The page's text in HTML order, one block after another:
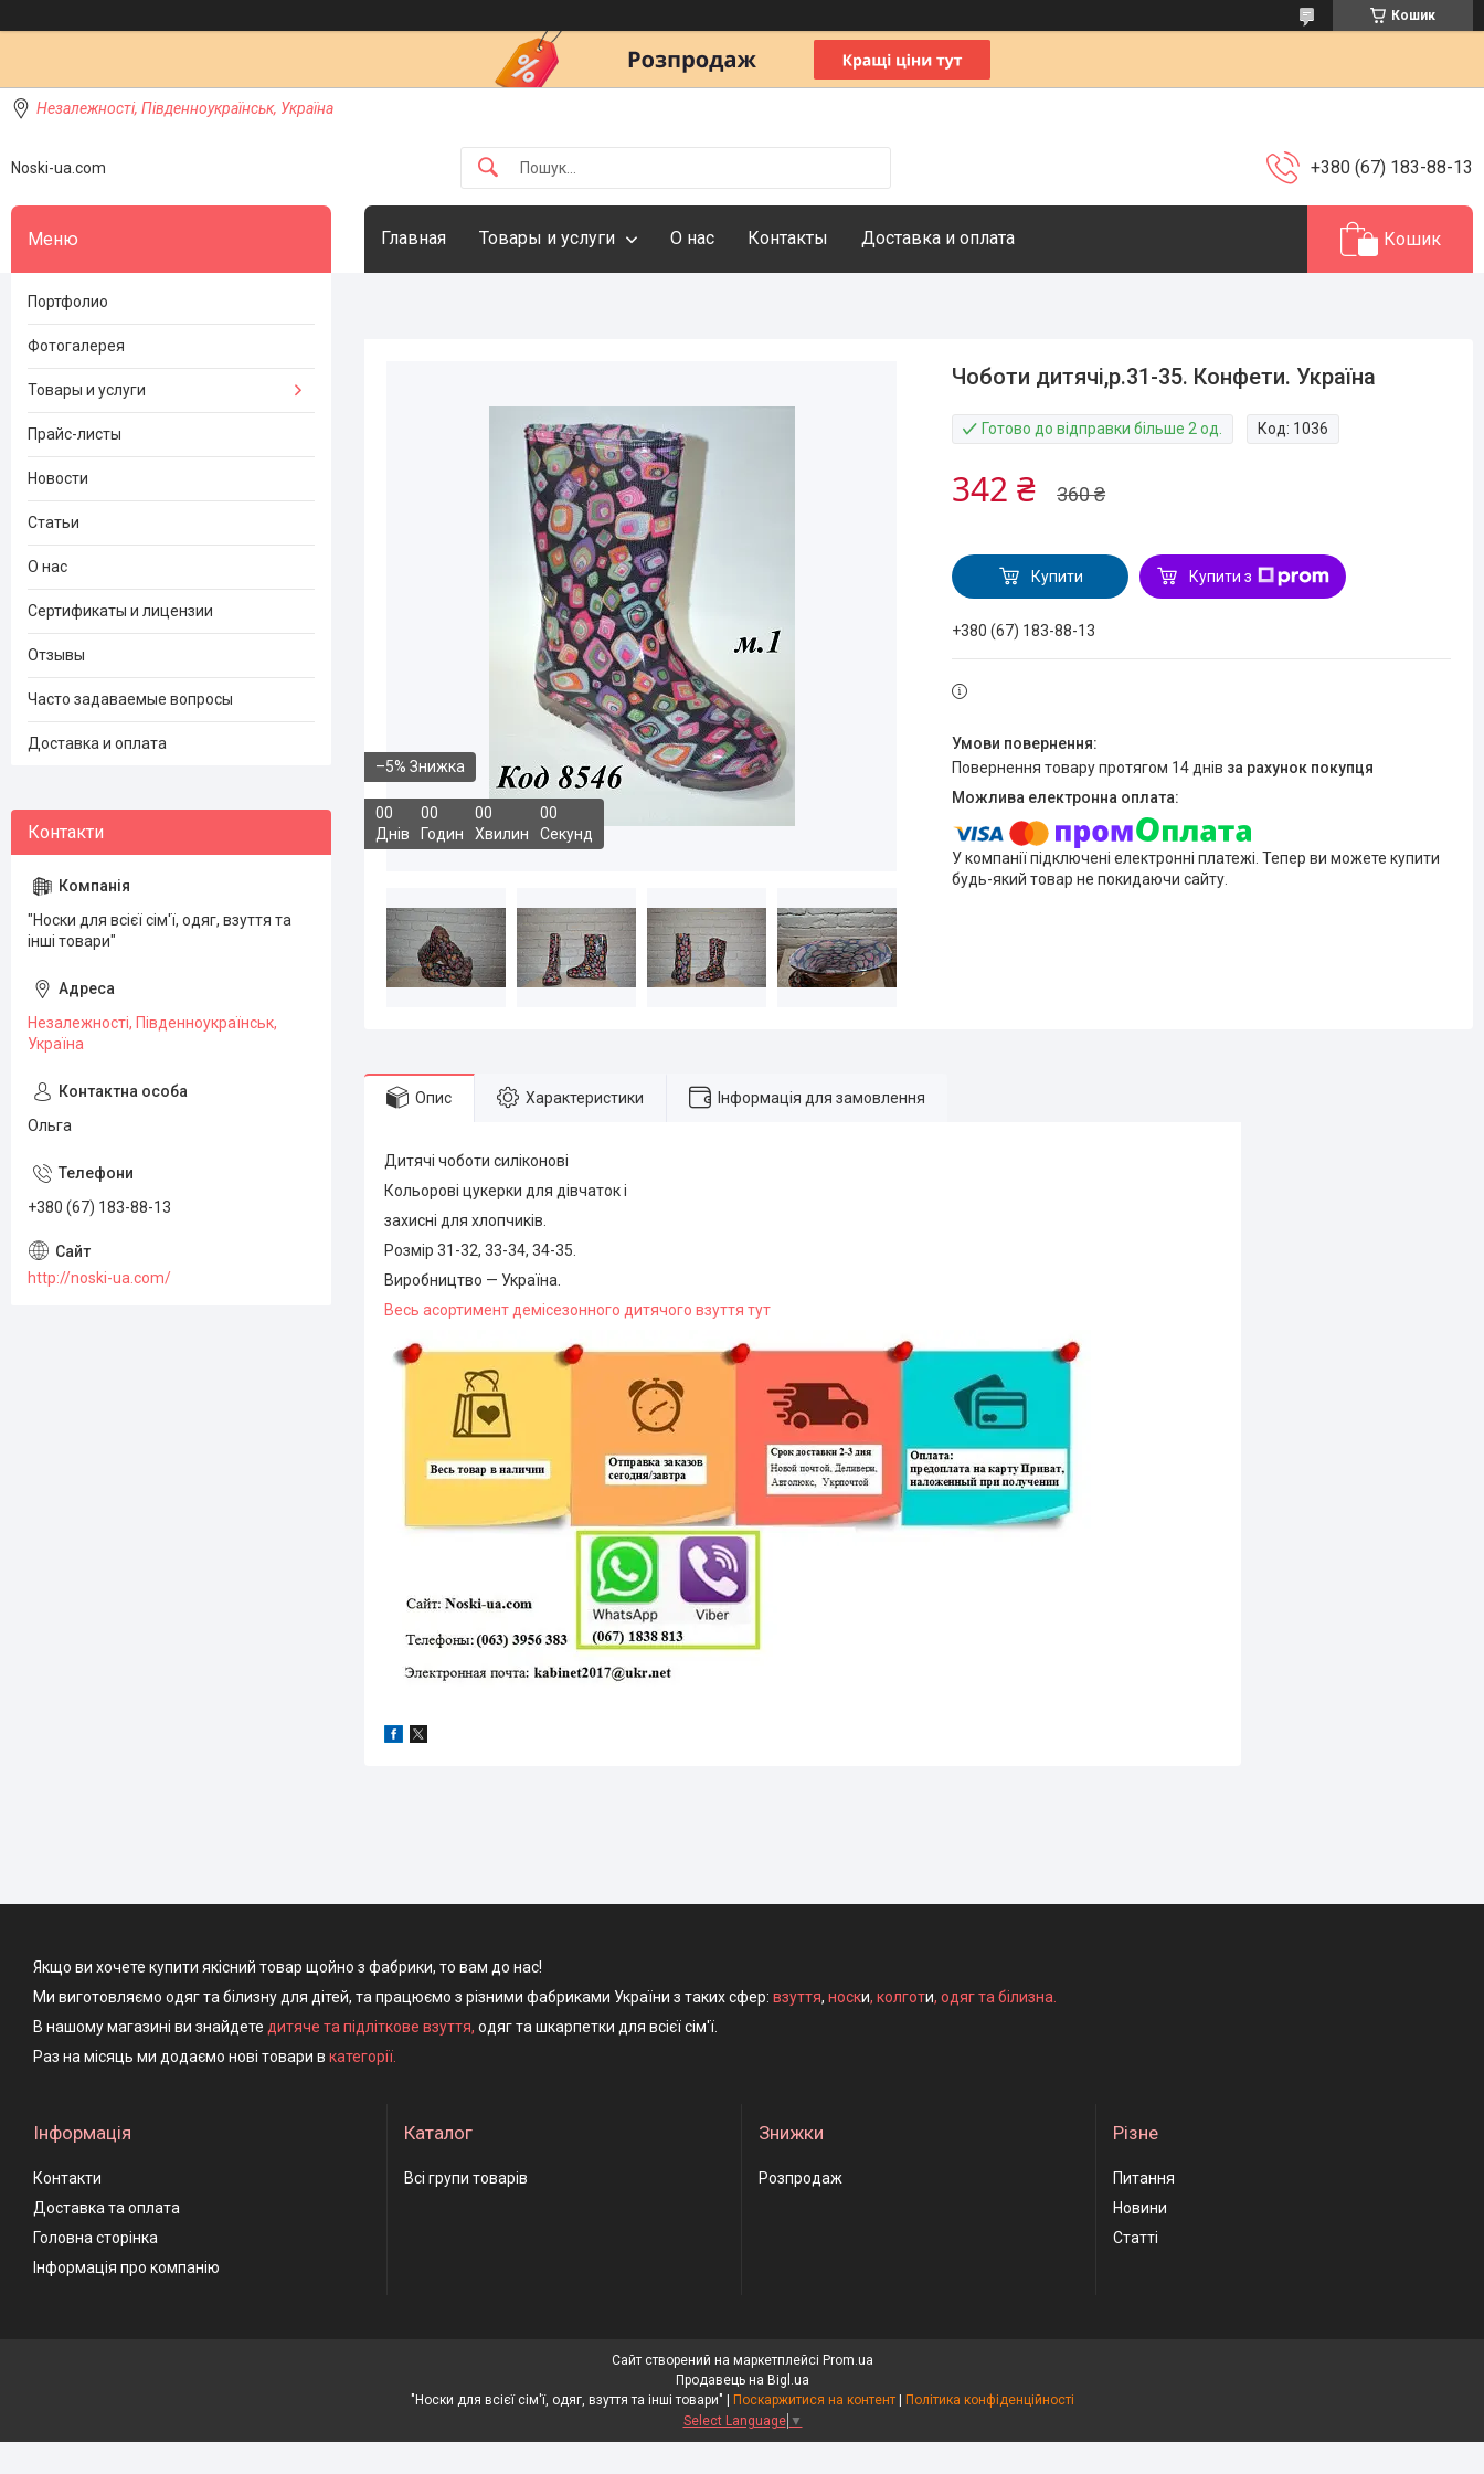
Кошик
Незалежності, Південноукраїнськ, Україна
Noski-ua.com +380 (67) 183-88-13
Главная Товары и услуги О нас Контакты Доставка и оплата Кошик
–5%
00
Днів
00
Годин
00
Хвилин
00
Секунд
Чоботи дитячі,р.31-35. Конфети. Україна
Готово до відправки більше 2 од. Код: 1036
360 ₴
342 ₴
Купити Купити з
+380 (67) 183-88-13
повернення товару протягом 14 днів за рахунок покупця
У компанії підключені електронні платежі. Тепер ви можете купити
будь-який товар не покидаючи сайту.
Опис Характеристики Інформація для замовлення
Дитячі чоботи силіконові
Кольорові цукерки для дівчаток і
захисні для хлопчиків.
Розмір 31-32, 33-34, 34-35.
Виробництво — Україна.
Весь асортимент демісезонного дитячого взуття тут
Портфолио
Фотогалерея
Товары и услуги
Прайс-листы
Новости
Статьи
О нас
Сертификаты и лицензии
Отзывы
Часто задаваемые вопросы
Доставка и оплата
"Носки для всієї сім'ї, одяг, взуття та
інші товари"
Незалежності, Південноукраїнськ,
Україна
Ольга
+380 (67) 183-88-13
http://noski-ua.com/
Якщо ви хочете купити якісний товар щойно з фабрики, то вам до нас!
Ми виготовляємо одяг та білизну для дітей, та працюємо з різними фабриками України з таких сфер: взуття, носки, колготи, одяг та білизна.
В нашому магазині ви знайдете дитяче та підліткове взуття, одяг та шкарпетки для всієї сім'ї.
Раз на місяць ми додаємо нові товари в категорії.
Інформація
Контакти
Доставка та оплата
Головна сторінка
Інформація про компанію
Каталог
Всі групи товарів
Знижки
Розпродаж
Різне
Питання
Новини
Статті
Сайт створений на маркетплейсі Prom.ua
Продавець на Bigl.ua
Поскаржитися на контент
Політика конфіденційності
Select Language ▼